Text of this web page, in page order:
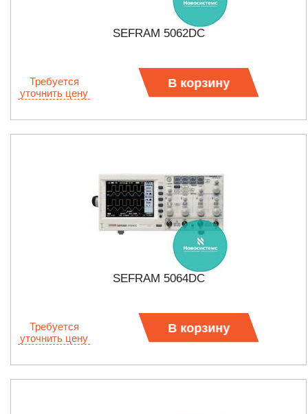
SEFRAM 5062DC
Требуется
уточнить цену
В корзину
SEFRAM 5064DC
Требуется
уточнить цену
В корзину